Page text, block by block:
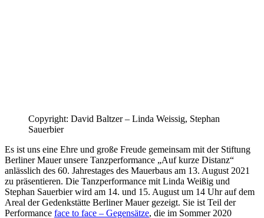
Copyright: David Baltzer – Linda Weissig, Stephan
Sauerbier
Es ist uns eine Ehre und große Freude gemeinsam mit der Stiftung
Berliner Mauer unsere Tanzperformance „Auf kurze Distanz“
anlässlich des 60. Jahrestages des Mauerbaus am 13. August 2021
zu präsentieren. Die Tanzperformance mit Linda Weißig und
Stephan Sauerbier wird am 14. und 15. August um 14 Uhr auf dem
Areal der Gedenkstätte Berliner Mauer gezeigt. Sie ist Teil der
Performance face to face – Gegensätze, die im Sommer 2020